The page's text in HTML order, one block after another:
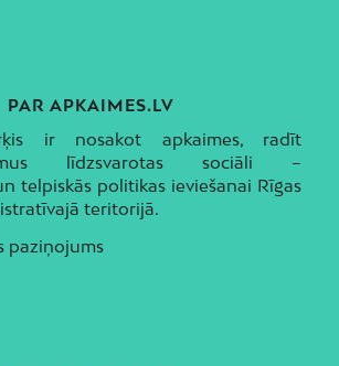
PAR APKAIMES.LV
ir nosakot apkaimes, radīt
līdzsvarotas sociāli –
telpiskās politikas ieviešanai Rīgas
teritorijā.
paziņojums